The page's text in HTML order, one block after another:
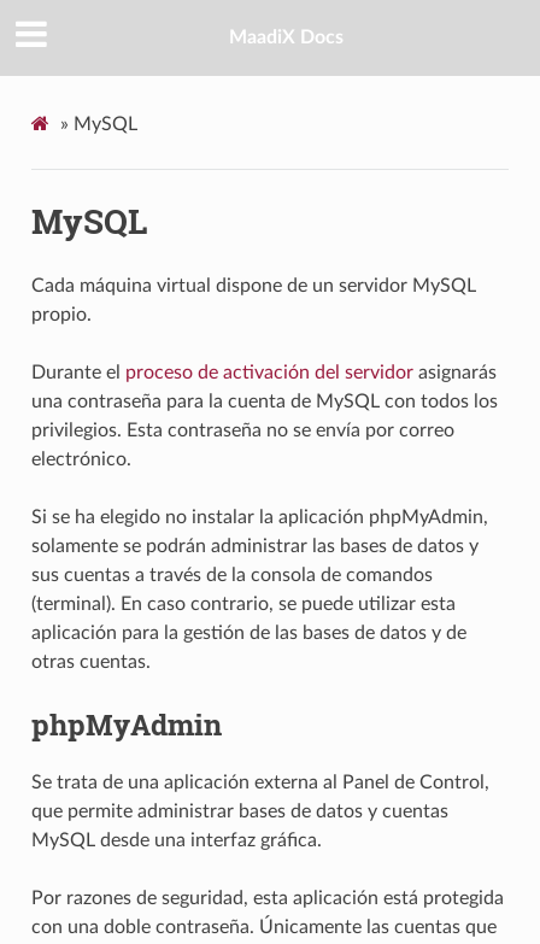
MaadiX Docs
» MySQL
MySQL
Cada máquina virtual dispone de un servidor MySQL
propio.
Durante el proceso de activación del servidorasignarás
una contraseña para la cuenta de MySQL con todos los
privilegios. Esta contraseña no se envía por correo
electrónico.
Si se ha elegido no instalar la aplicación phpMyAdmin,
solamente se podrán administrar las bases de datos y
sus cuentas a través de la consola de comandos
(terminal). En caso contrario, se puede utilizar esta
aplicación para la gestión de las bases de datos y de
otras cuentas.
phpMyAdmin
Se trata de una aplicación externa al Panel de Control,
que permite administrar bases de datos y cuentas
MySQL desde una interfaz gráfica.
Por razones de seguridad, esta aplicación está protegida
con una doble contraseña. Únicamente las cuentas que